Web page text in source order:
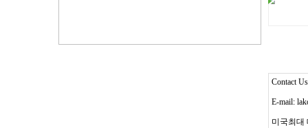
Contact
E-mail:
미국최대